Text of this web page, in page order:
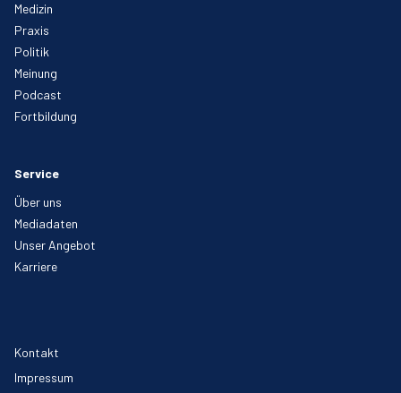
Medizin
Praxis
Politik
Meinung
Podcast
Fortbildung
Service
Über uns
Mediadaten
Unser Angebot
Karriere
Kontakt
Impressum